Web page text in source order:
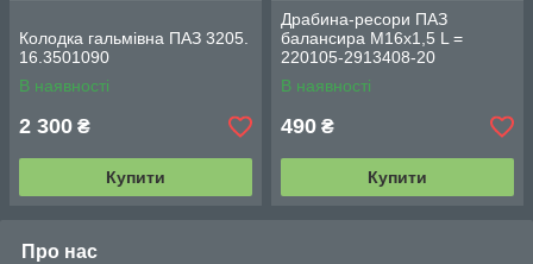
Колодка гальмівна ПАЗ 3205.
16.3501090
В наявності
2 300 ₴
Купити
Драбина-ресори ПАЗ
балансира М16х1,5 L =
220105-2913408-20
В наявності
490 ₴
Купити
Про нас